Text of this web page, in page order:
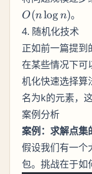
O(nlogn)。
4. 随机化技术
正如前一篇提到
在某些情况下可
机化快速选择算
名为k的元素，
案例分析
案例：求解点集
假设我们有一个
包。挑战在于如